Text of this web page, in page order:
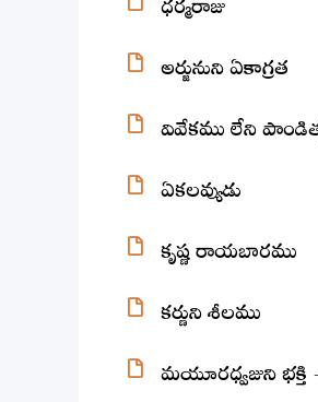
అర్జునుని ఏకాగ్రత
వివేకము లేని
ఏకలవ్యుడు
కృష్ణ రాయబారము
కర్ణుని శీలము
మయూరధ్వజుని భక్తి